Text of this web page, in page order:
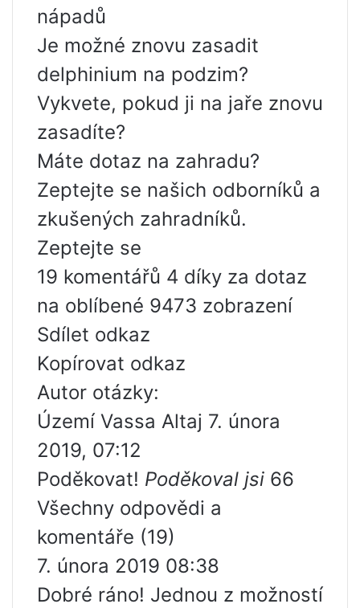
nápadů
Je možné znovu zasadit
delphinium na podzim?
Vykvete, pokud ji na jaře znovu
zasadíte?
Máte dotaz na zahradu?
Zeptejte se našich odborníků a
zkušených zahradníků.
Zeptejte se
19 komentářů 4 díky za dotaz
na oblíbené 9473 zobrazení
Sdílet odkaz
Kopírovat odkaz
Autor otázky:
Území Vassa Altaj 7. února
2019, 07:12
Poděkovat! Poděkoval jsi 66
Všechny odpovědi a
komentáře (19)
7. února 2019 08:38
Dobré ráno! Jednou z možností